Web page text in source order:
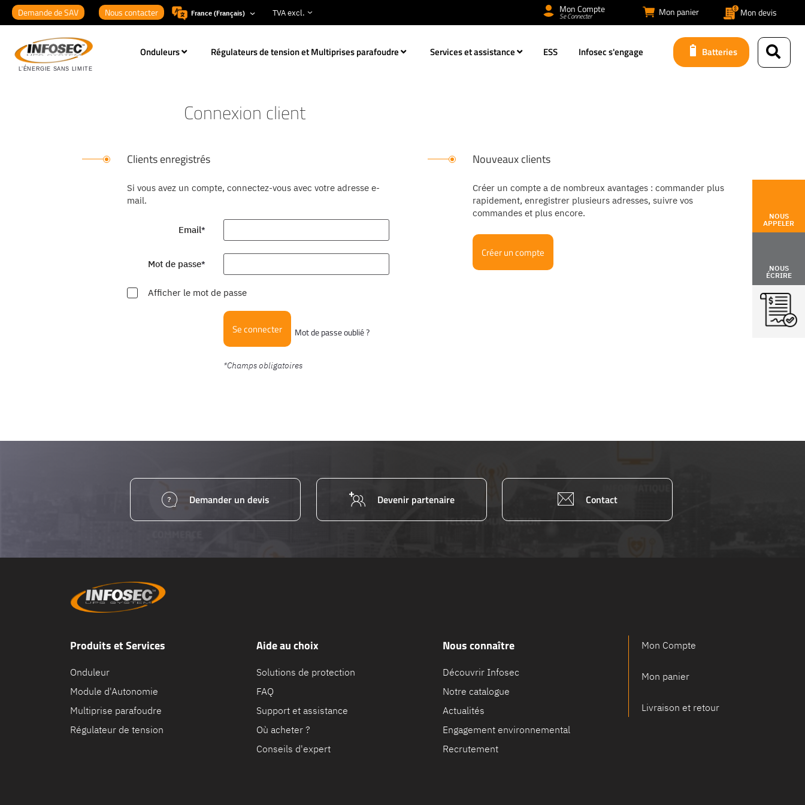
Mon panier Mon devis
Mon Compte
Se Connecter
Demande de SAV Nous contacter France (Français)
NOUS
APPELER
NOUS
ÉCRIRE
Onduleurs Régulateurs de tension et Multiprises parafoudre Services et assistance ESS Infosec s'engage Batteries
Connexion client
Clients enregistrés
Si vous avez un compte, connectez-vous avec votre adresse e-
mail.
Email
Mot de passe
Afficher le mot de passe
Se connecter Mot de passe oublié ?
Nouveaux clients
Créer un compte a de nombreux avantages : commander plus
rapidement, enregistrer plusieurs adresses, suivre vos
commandes et plus encore.
Créer un compte
Demander un devis Devenir partenaire Contact
Produits et Services
Onduleur
Module d'Autonomie
Multiprise parafoudre
Régulateur de tension
Aide au choix
Solutions de protection
FAQ
Support et assistance
Où acheter ?
Conseils d'expert
Nous connaître
Découvrir Infosec
Notre catalogue
Actualités
Engagement environnemental
Recrutement
Mon Compte
Mon panier
Livraison et retour